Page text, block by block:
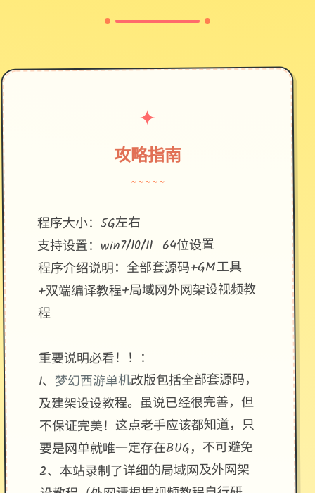
✦
攻略指南
~~~~~
程序大小：5G左右
支持设置：win7/10/11 64位设置
程序介绍说明：全部套源码+GM工具
+双端编译教程+局域网外网架设视频教
程
重要说明必看！！：
1、梦幻西游单机改版包括全部套源码，
及建架设设教程。虽说已经很完善，但
不保证完美！这点老手应该都知道，只
要是网单就唯一定存在BUG，不可避免
2、本站录制了详细的局域网及外网架